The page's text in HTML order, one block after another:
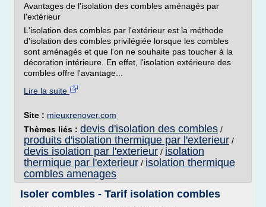
Avantages de l'isolation des combles aménagés par
l'extérieur
L'isolation des combles par l'extérieur est la méthode
d'isolation des combles privilégiée lorsque les combles
sont aménagés et que l'on ne souhaite pas toucher à la
décoration intérieure. En effet, l'isolation extérieure des
combles offre l'avantage...
Lire la suite
Site : mieuxrenover.com
Thèmes liés : devis d'isolation des combles /
produits d'isolation thermique par l'exterieur /
devis isolation par l'exterieur / isolation
thermique par l'exterieur / isolation thermique
combles amenages
Isoler combles - Tarif isolation combles